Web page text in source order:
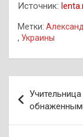
Источник:
Метки:
, Украины
по
записям